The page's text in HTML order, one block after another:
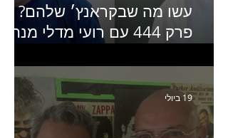
עשו מה שבקראנץ׳ שלהם?
פרק 444 עם רועי מדלי מנהל
האחרון של קראנץ׳
19 ביולי